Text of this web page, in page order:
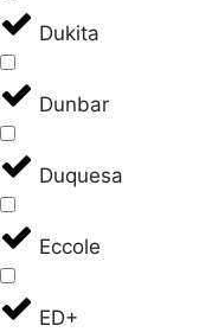
Dukita
Dunbar
Duquesa
Eccole
ED+